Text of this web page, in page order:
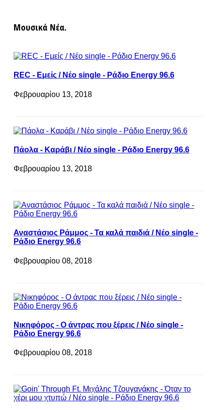
Μουσικά Νέα.
REC - Εμείς / Νέο single - Ράδιο Energy 96.6
Φεβρουαρίου 13, 2018
Πάολα - Καράβι / Νέο single - Ράδιο Energy 96.6
Φεβρουαρίου 13, 2018
Αναστάσιος Ράμμος - Τα καλά παιδιά / Νέο single -
Ράδιο Energy 96.6
Φεβρουαρίου 08, 2018
Νικηφόρος - Ο άντρας που ξέρεις / Νέο single -
Ράδιο Energy 96.6
Φεβρουαρίου 08, 2018